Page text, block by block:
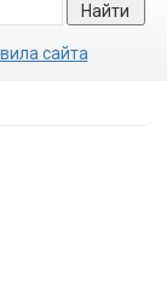
Найти
сайта